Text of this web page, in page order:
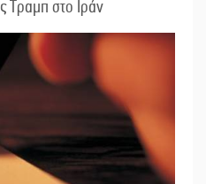
Τραμπ στο Ιράν